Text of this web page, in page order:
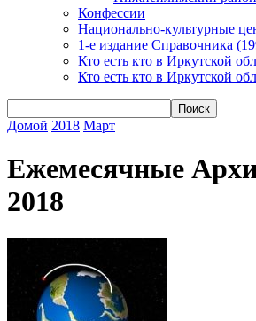
Конфессии
Национально-культурные
1-е издание Справочника
Кто есть кто в Иркутской
Кто есть кто в Иркутской
Домой 2018 Март
Ежемесячные
2018